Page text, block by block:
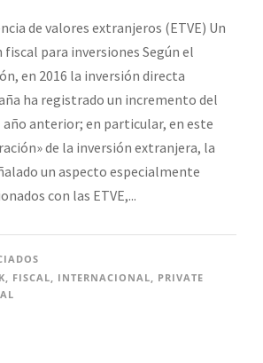
de valores extranjeros (ETVE) Un
para inversiones Según el
en 2016 la inversión directa
ha registrado un incremento del
anterior; en particular, en este
de la inversión extranjera, la
un aspecto especialmente
con las ETVE,...
FISCAL INTERNACIONAL
PRIVATE